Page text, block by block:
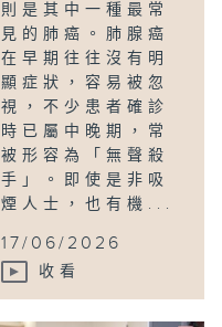
則是其中一種最常
見的肺癌。肺腺癌
在早期往往沒有明
顯症狀，容易被忽
視，不少患者確診
時已屬中晚期，常
被形容為「無聲殺
手」。即使是非吸
煙人士，也有機...
17/06/2026
收看